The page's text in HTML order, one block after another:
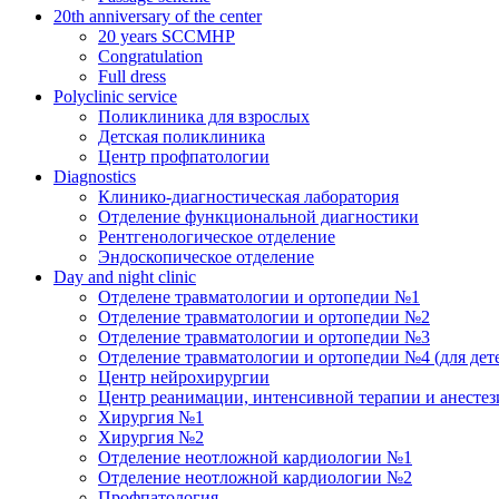
20th anniversary of the center
20 years SCCMHP
Congratulation
Full dress
Polyclinic service
Поликлиника для взрослых
Детская поликлиника
Центр профпатологии
Diagnostics
Клинико-диагностическая лаборатория
Отделение функциональной диагностики
Рентгенологическое отделение
Эндоскопическое отделение
Day and night clinic
Отделене травматологии и ортопедии №1
Отделение травматологии и ортопедии №2
Отделение травматологии и ортопедии №3
Отделение травматологии и ортопедии №4 (для
Центр нейрохирургии
Центр реанимации, интенсивной терапии и
Хирургия №1
Хирургия №2
Отделение неотложной кардиологии №1
Отделение неотложной кардиологии №2